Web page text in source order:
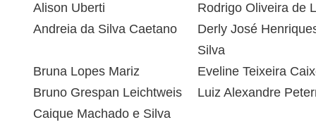
Alison Uberti
Rodrigo Oliveira de
Andreia da Silva Caetano
Derly José
Silva
Bruna Lopes Mariz
Eveline Teixeira
Bruno Grespan Leichtweis
Luiz Alexandre
Caique Machado e Silva